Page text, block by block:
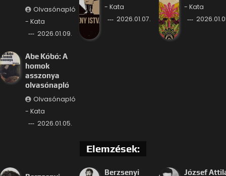
Olvasónapló
- Kata
2026.01.09.
- Kata
2026.01.07.
- Kata
Abe Kóbó: A
homok
asszonya
olvasónapló
Olvasónapló
- Kata
2026.01.05.
Elemzések:
Berzsenyi
József